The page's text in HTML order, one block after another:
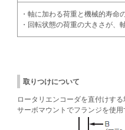
・軸に加わる荷重と機械的寿命
・回転状態の荷重の大きさが、
取りつけについて
ロータリエンコーダを直付けす
サーボマウントでフランジを使